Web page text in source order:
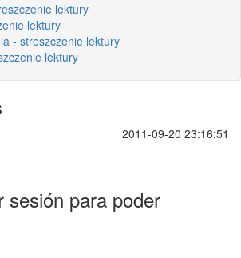
lektury
lektury
- streszczenie lektury
lektury
2011-09-20 23:16:51
sesión para poder